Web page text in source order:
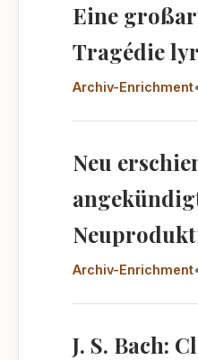
Eine
Tragédie
Archiv-Enrichment
Neu
Archiv-Enrichment
J. S. Bach: